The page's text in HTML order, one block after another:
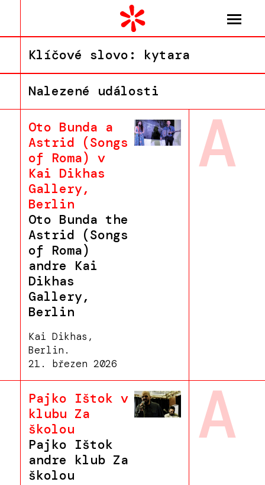
Klíčové slovo: kytara
Nalezené události
Oto Bunda a
Astrid (Songs
of Roma) v
Kai Dikhas
Gallery,
Berlin
Oto Bunda the
Astrid (Songs
of Roma)
andre Kai
Dikhas
Gallery,
Berlin
Kai Dikhas,
Berlin.
21. březen 2026
A
Pajko Ištok v
klubu Za
školou
Pajko Ištok
andre klub Za
školou
A